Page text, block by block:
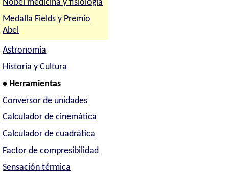
Nobel medicina y fisiología
Medalla Fields y Premio
Abel
Astronomía
Historia y Cultura
• Herramientas
Conversor de unidades
Calculador de cinemática
Calculador de cuadrática
Factor de compresibilidad
Sensación térmica